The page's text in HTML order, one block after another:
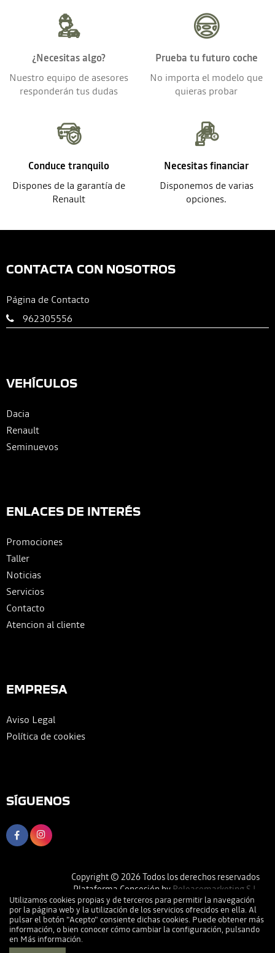
Utilizamos cookies propias y de terceros para permitir la navegación
por la página web y la utilización de los servicios ofrecidos en ella. Al
pulsar el botón "Acepto" consiente dichas cookies. Puede obtener más
información, o bien conocer cómo cambiar la configuración, pulsando
en Más información.
Llamar Pedir Cita
¿Necesitas algo?
Nuestro equipo de asesores
responderán tus dudas
Prueba tu futuro coche
No importa el modelo que
quieras probar
Conduce tranquilo
Dispones de la garantía de
Renault
Necesitas financiar
Disponemos de varias
opciones.
CONTACTA CON NOSOTROS
Página de Contacto
962305556
VEHÍCULOS
Dacia
Renault
Seminuevos
ENLACES DE INTERÉS
Promociones
Taller
Noticias
Servicios
Contacto
Atencion al cliente
EMPRESA
Aviso Legal
Política de cookies
SÍGUENOS
Copyright © 2026 Todos los derechos reservados
Plataforma Concesión by Releasemarketing S.L.